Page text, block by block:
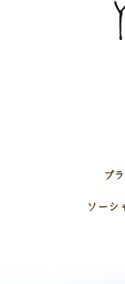
プ
ソーシ